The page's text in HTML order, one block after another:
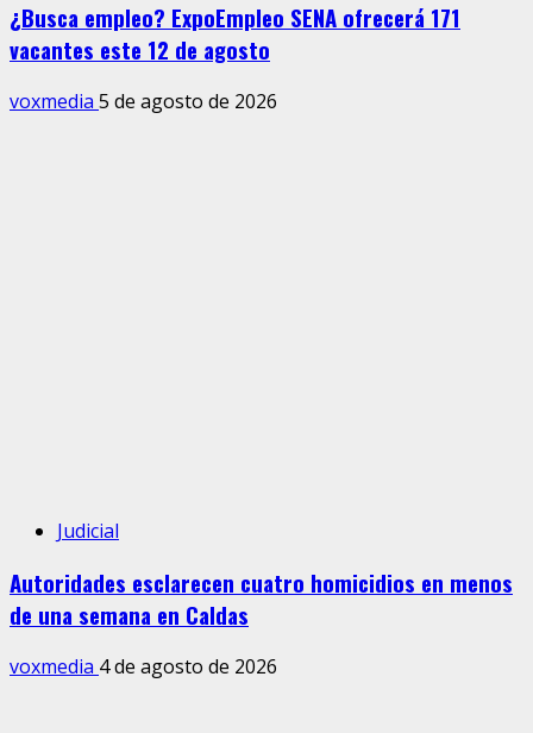
¿Busca empleo? ExpoEmpleo SENA ofrecerá 171
vacantes este 12 de agosto
voxmedia 5 de agosto de 2026
Judicial
Autoridades esclarecen cuatro homicidios en menos
de una semana en Caldas
voxmedia 4 de agosto de 2026